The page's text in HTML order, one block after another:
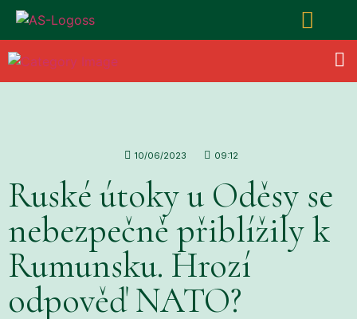
10/06/2023 09:12
Ruské útoky u Oděsy se
nebezpečně přiblížily k
Rumunsku. Hrozí
odpověď NATO?